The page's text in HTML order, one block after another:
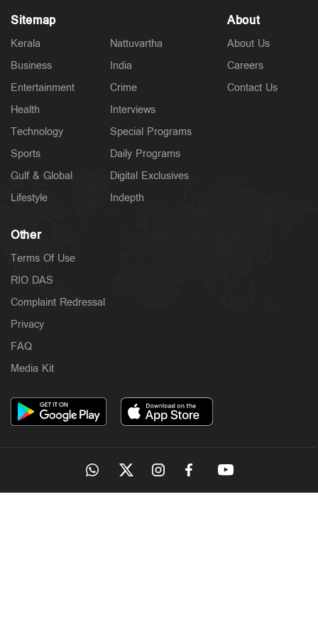
Sitemap
Kerala
Business
Entertainment
Health
Technology
Sports
Gulf & Global
Lifestyle
Nattuvartha
India
Crime
Interviews
Special Programs
Daily Programs
Digital Exclusives
Indepth
About
About Us
Careers
Contact Us
Other
Terms Of Use
RIO DAS
Complaint Redressal
Privacy
FAQ
Media Kit